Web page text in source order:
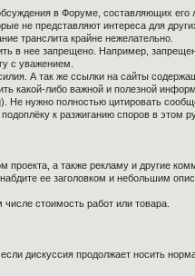
в Форуме, составляющих его
не представляют интереса для
транслита крайне нежелательно.
в нее запрещено. Например,
с уважением.
А так же ссылки на сайты
какой-либо важной и полезной
Не нужно полностью цитировать
к разжиганию споров в этом
а также рекламу и другие
ее заголовком и небольшим
стоимость работ или товара.
дискуссия продолжает носить